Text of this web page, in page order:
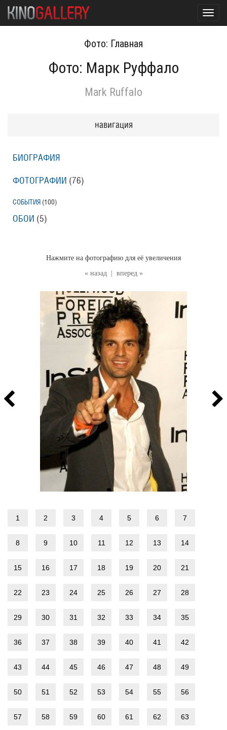
Фото: Главная
Фото: Марк Руффало
Mark Ruffalo
« назад вперед »
Нажмите на фотографию для её увеличения
1 2 3 4 5 6 7
8 9 10 11 12 13 14
15 16 17 18 19 20 21
22 23 24 25 26 27 28
29 30 31 32 33 34 35
36 37 38 39 40 41 42
43 44 45 46 47 48 49
50 51 52 53 54 55 56
57 58 59 60 61 62 63
навигация
БИОГРАФИЯ
ФОТОГРАФИИ (76)
СОБЫТИЯ (100)
ОБОИ (5)